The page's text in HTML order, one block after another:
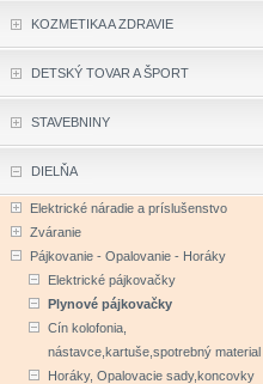
KOZMETIKA A ZDRAVIE
DETSKÝ TOVAR A ŠPORT
STAVEBNINY
DIELŇA
Elektrické náradie a príslušenstvo
Zváranie
Pájkovanie - Opalovanie - Horáky
Elektrické pájkovačky
Plynové pájkovačky
Cín kolofonia,
nástavce,kartuše,spotrebný material
Horáky, Opalovacie sady,koncovky